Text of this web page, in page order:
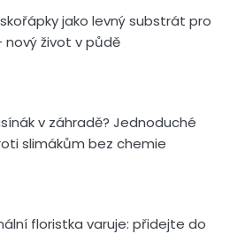
jako levný substrát pro
nový život v půdě
v záhradě? Jednoduché
slimákům bez chemie
floristka varuje: přidejte do